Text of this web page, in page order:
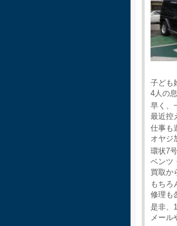
子ども
4人の
早く、
最近控
仕事も
オヤジ
環状7
ベンツ
買取か
もちろ
修理も
是非、
メール